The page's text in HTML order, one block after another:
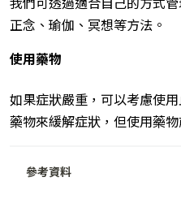
正念、瑜伽、冥想等方法。
使用藥物
如果症狀嚴重，可以考慮使
藥物來緩解症狀，但使用藥
參考資料